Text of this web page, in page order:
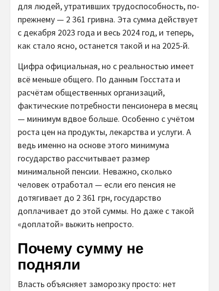
для людей, утративших трудоспособность, по-
прежнему — 2 361 гривна. Эта сумма действует
с декабря 2023 года и весь 2024 год, и теперь,
как стало ясно, останется такой и на 2025-й.
Цифра официальная, но с реальностью имеет
всё меньше общего. По данным Госстата и
расчётам общественных организаций,
фактические потребности пенсионера в месяц
— минимум вдвое больше. Особенно с учётом
роста цен на продукты, лекарства и услуги. А
ведь именно на основе этого минимума
государство рассчитывает размер
минимальной пенсии. Неважно, сколько
человек отработал — если его пенсия не
дотягивает до 2 361 грн, государство
доплачивает до этой суммы. Но даже с такой
«доплатой» выжить непросто.
Почему сумму не
подняли
Власть объясняет заморозку просто: нет